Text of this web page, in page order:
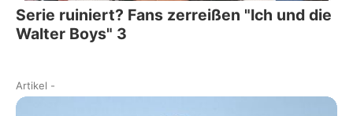
Serie ruiniert? Fans zerreißen "Ich und die
Walter Boys" 3
Artikel -